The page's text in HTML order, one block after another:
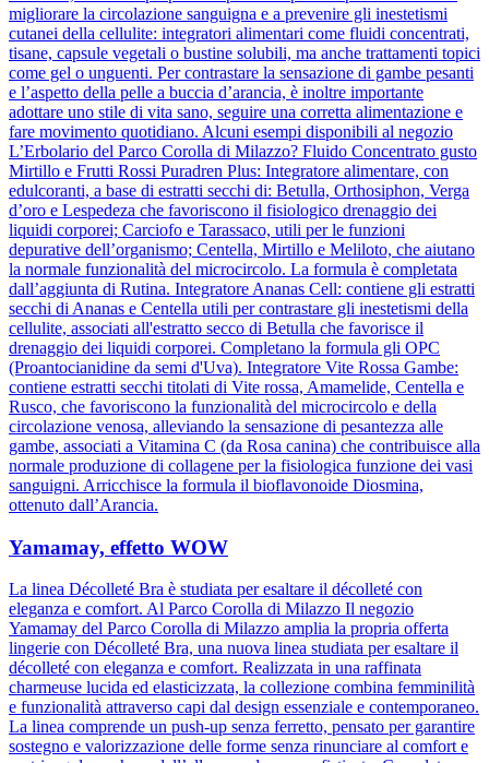
migliorare la circolazione sanguigna e a prevenire gli inestetismi
cutanei della cellulite: integratori alimentari come fluidi concentrati,
tisane, capsule vegetali o bustine solubili, ma anche trattamenti topici
come gel o unguenti. Per contrastare la sensazione di gambe pesanti
e l’aspetto della pelle a buccia d’arancia, è inoltre importante
adottare uno stile di vita sano, seguire una corretta alimentazione e
fare movimento quotidiano. Alcuni esempi disponibili al negozio
L’Erbolario del Parco Corolla di Milazzo? Fluido Concentrato gusto
Mirtillo e Frutti Rossi Puradren Plus: Integratore alimentare, con
edulcoranti, a base di estratti secchi di: Betulla, Orthosiphon, Verga
d’oro e Lespedeza che favoriscono il fisiologico drenaggio dei
liquidi corporei; Carciofo e Tarassaco, utili per le funzioni
depurative dell’organismo; Centella, Mirtillo e Meliloto, che aiutano
la normale funzionalità del microcircolo. La formula è completata
dall’aggiunta di Rutina. Integratore Ananas Cell: contiene gli estratti
secchi di Ananas e Centella utili per contrastare gli inestetismi della
cellulite, associati all'estratto secco di Betulla che favorisce il
drenaggio dei liquidi corporei. Completano la formula gli OPC
(Proantocianidine da semi d'Uva). Integratore Vite Rossa Gambe:
contiene estratti secchi titolati di Vite rossa, Amamelide, Centella e
Rusco, che favoriscono la funzionalità del microcircolo e della
circolazione venosa, alleviando la sensazione di pesantezza alle
gambe, associati a Vitamina C (da Rosa canina) che contribuisce alla
normale produzione di collagene per la fisiologica funzione dei vasi
sanguigni. Arricchisce la formula il bioflavonoide Diosmina,
ottenuto dall’Arancia.
Yamamay, effetto WOW
La linea Décolleté Bra è studiata per esaltare il décolleté con
eleganza e comfort. Al Parco Corolla di Milazzo Il negozio
Yamamay del Parco Corolla di Milazzo amplia la propria offerta
lingerie con Décolleté Bra, una nuova linea studiata per esaltare il
décolleté con eleganza e comfort. Realizzata in una raffinata
charmeuse lucida ed elasticizzata, la collezione combina femminilità
e funzionalità attraverso capi dal design essenziale e contemporaneo.
La linea comprende un push-up senza ferretto, pensato per garantire
sostegno e valorizzazione delle forme senza rinunciare al comfort e